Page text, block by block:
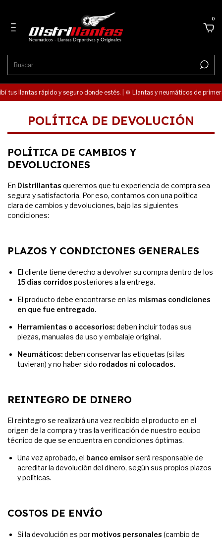
0
tus llantas rápido y seguro donde estés. | ⚙️ Llantas y neumáticos de
POLÍTICA DE DEVOLUCIÓN
POLÍTICA DE CAMBIOS Y
DEVOLUCIONES
En Distrillantas queremos que tu experiencia de compra sea
segura y satisfactoria. Por eso, contamos con una política
clara de cambios y devoluciones, bajo las siguientes
condiciones:
PLAZOS Y CONDICIONES GENERALES
El cliente tiene derecho a devolver su compra dentro de los
15 días corridos posteriores a la entrega.
El producto debe encontrarse en las mismas condiciones
en que fue entregado.
Herramientas o accesorios: deben incluir todas sus
piezas, manuales de uso y embalaje original.
Neumáticos: deben conservar las etiquetas (si las
tuvieran) y no haber sido rodados ni colocados.
REINTEGRO DE DINERO
El reintegro se realizará una vez recibido el producto en el
origen de la compra y tras la verificación de nuestro equipo
técnico de que se encuentra en condiciones óptimas.
Una vez aprobado, el banco emisorserá responsable de
acreditar la devolución del dinero, según sus propios plazos
y políticas.
COSTOS DE ENVÍO
Si la devolución es por motivos personales (cambio de